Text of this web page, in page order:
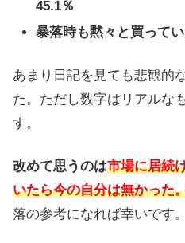
45.1％
暴落時も黙々と買って
あまり日記を見ても悲観的
た。ただし数字はリアルな
す。
改めて思うのは市場に居続
いたら今の自分は無かった
落の参考になれば幸いです。